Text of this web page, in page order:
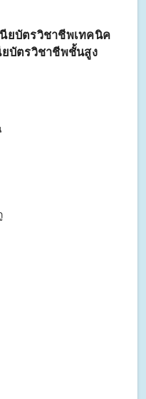
ยบัตรวิชาชีพเทคนิค
บัตรวิชาชีพชั้นสูง